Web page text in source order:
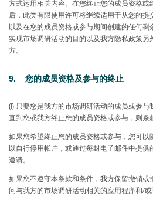
方式运用相关内容。在您终止您的成员资格或
后，此类有限使用许可将继续适用于从您的
以及在您的成员资格或参与期间创建的任何剩
实现市场调研活动的目的以及我方隐私政策另
方。
9. 您的成员资格及参与的终止
(i) 只要您是我方的市场调研活动的成员或参与
直到您或我方终止您的成员资格或参与，则条
如果您希望终止您的成员资格或参与，您可以
以自行停用帐户，或通过每封电子邮件中提供
邀请。
如果您不遵守本条款和条件，我方保留撤销或
问与我方的市场调研活动相关的应用程序和/或